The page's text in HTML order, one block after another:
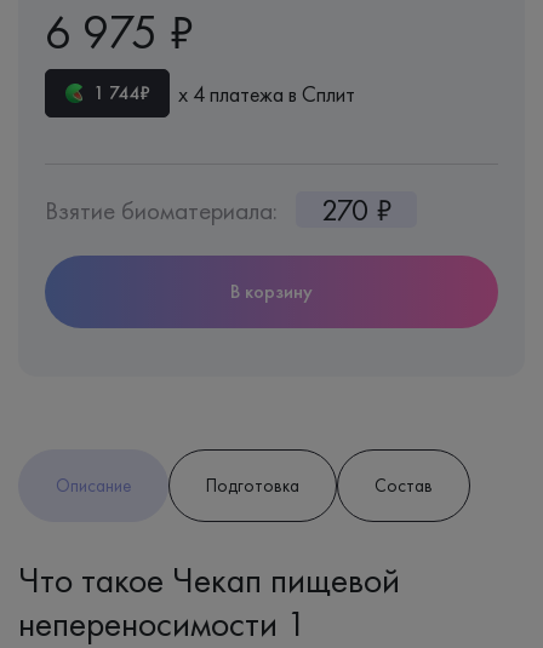
6 975 ₽
1 744₽ х 4 платежа в Сплит
Взятие биоматериала: 270 ₽
В корзину
Описание Подготовка Состав
Что такое Чекап пищевой
непереносимости 1